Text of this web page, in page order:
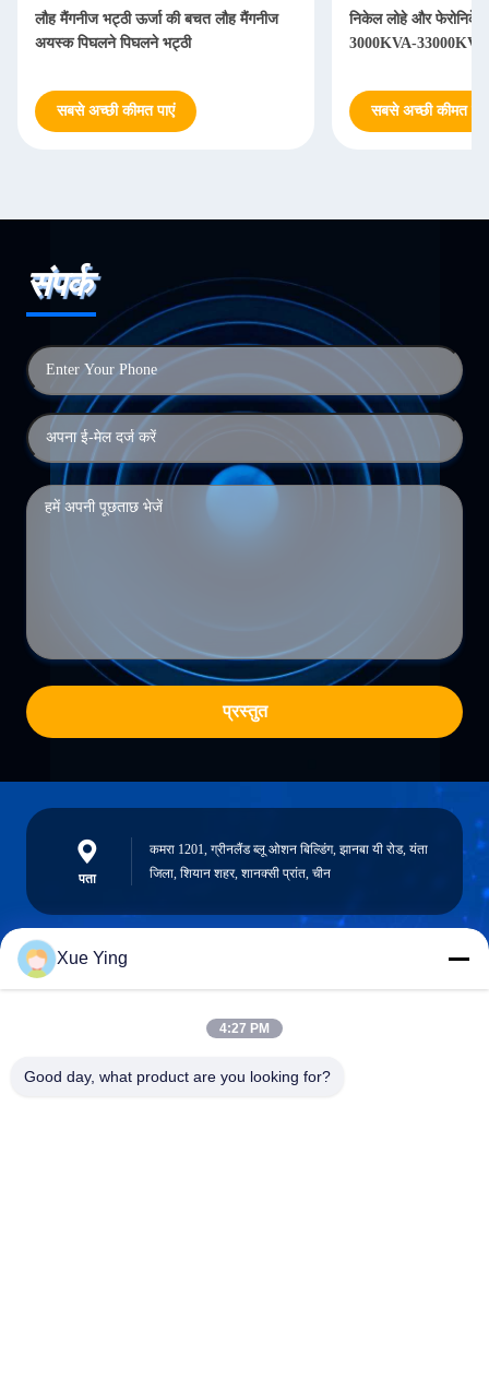
लौह मैंगनीज भट्ठी ऊर्जा की बचत लौह मैंगनीज
अयस्क पिघलने पिघलने भट्ठी
सबसे अच्छी कीमत पाएं
निकेल लोहे और
3000KVA-33000KVA
सबसे अच्छी कीमत पाएं
संपर्क
प्रस्तुत
पता
कमरा 1201, ग्रीनलैंड ब्लू ओशन बिल्डिंग, झानबा यी रोड, यंता
जिला, शियान शहर, शानक्सी प्रांत, चीन
sxcd-gyl@163.com
Xue Ying
4:27 PM
Good day, what product are you looking for?